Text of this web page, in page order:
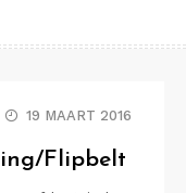
19 MAART 2016
Flipbelt